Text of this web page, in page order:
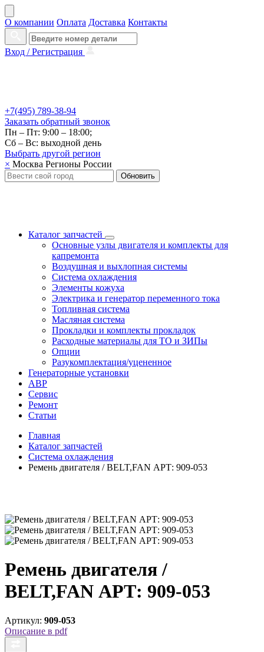
О компании Оплата Доставка Контакты
Вход /Регистрация
+7(495) 789-38-94
Заказать обратный звонок
Пн – Пт: 9:00 – 18:00;
Сб – Вс: выходной день
Выбрать другой регион
× Москва Регионы России
Обновить
Каталог запчастей
Основные узлы двигателя и комплекты для
капремонта
Воздушная и выхлопная системы
Система охлаждения
Элементы кожуха
Электрика и генератор переменного тока
Топливная система
Масляная система
Прокладки и комплекты прокладок
Расходные материалы для ТО и ЗИПы
Опции
Разукомплектация/уцененное
Генераторные установки
АВР
Сервис
Ремонт
Статьи
Главная
Каталог запчастей
Система охлаждения
Ремень двигателя / BELT,FAN АРТ: 909-053
Ремень двигателя /
BELT,FAN АРТ: 909-053
Артикул: 909-053
Описание в pdf